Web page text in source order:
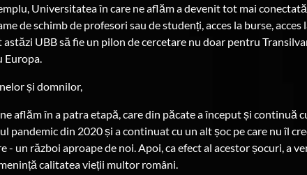
Universitatea în care ne aflăm a devenit tot mai
de schimb de profesori sau de studenți, acces la burse,
astăzi UBB să fie un pilon de cercetare nu doar pentru
Europa.
și domnilor,
aflăm în a patra etapă, care din păcate a început și continuă
pandemic din 2020 și a continuat cu un alt șoc pe care nu îl
- un război aproape de noi. Apoi, ca efect al acestor șocuri, a
calitatea vieții multor români.